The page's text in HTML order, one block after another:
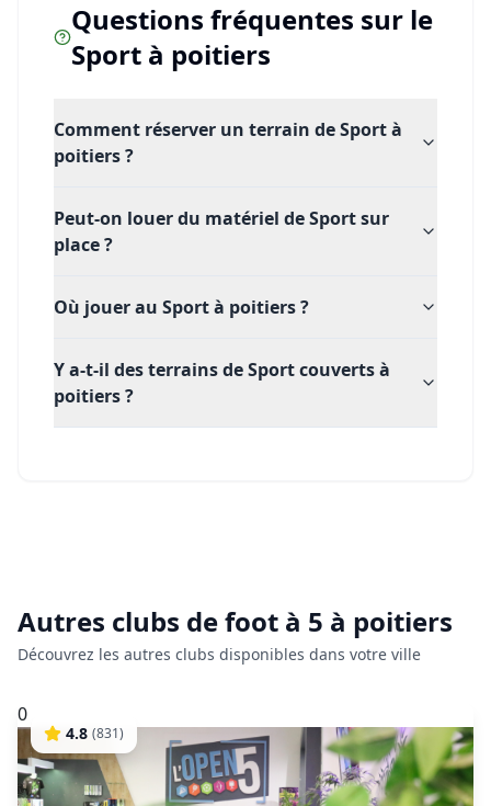
Questions fréquentes sur le
Sportà poitiers
Comment réserver un terrain de Sport à
poitiers ?
Peut-on louer du matériel de Sport sur
place ?
Où jouer au Sport à poitiers ?
Y a-t-il des terrains de Sport couverts à
poitiers ?
Autres clubs defoot à 5 à poitiers
Découvrez les autres clubs disponibles dans votre ville
0
4.8 (831)